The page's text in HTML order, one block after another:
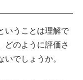
いうことは理解で
どのように評価さ
でしょうか。